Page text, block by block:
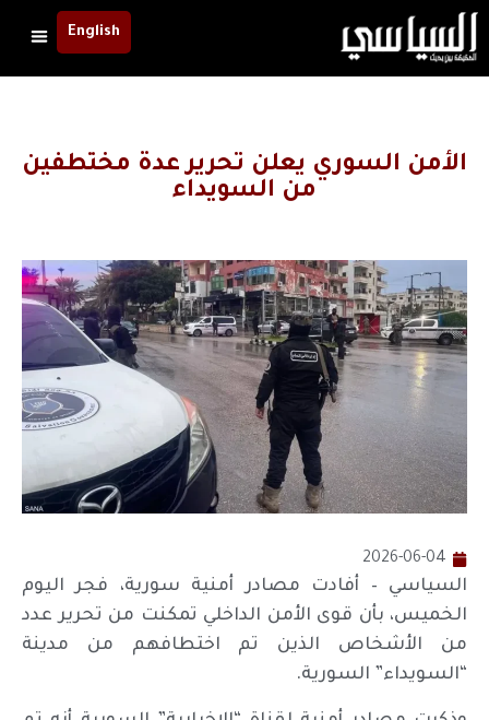
English
الأمن السوري يعلن تحرير عدة مختطفين
من السويداء
2026-06-04
السياسي – أفادت مصادر أمنية سورية، فجر اليوم
الخميس، بأن قوى الأمن الداخلي تمكنت من تحرير عدد
من الأشخاص الذين تم اختطافهم من مدينة
“السويداء” السورية.